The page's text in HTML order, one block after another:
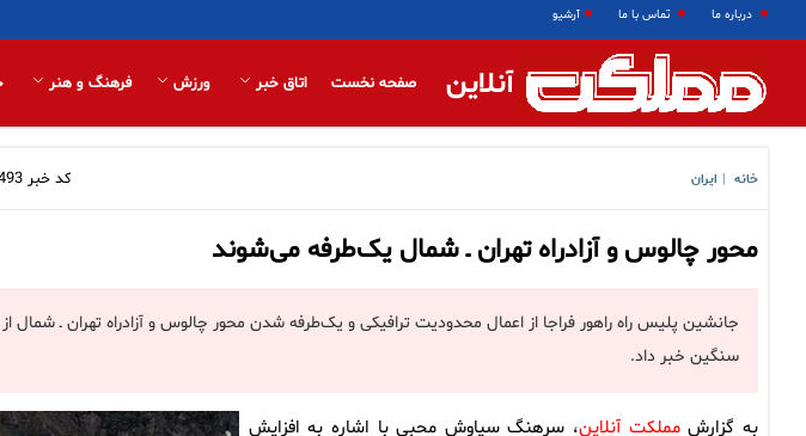
درباره ما تماس با ما آرشیو
آنلاین صفحه نخست اتاق خبر ورزش فرهنگ و هنر
خانه ایران کد خبر
محور چالوس و آزادراه تهران ـ شمال یک‌طرفه می‌شوند
سنگین خبر داد.
به گزارشمملکت آنلاین، سرهنگ سیاوش محبی با اشاره به افزایش